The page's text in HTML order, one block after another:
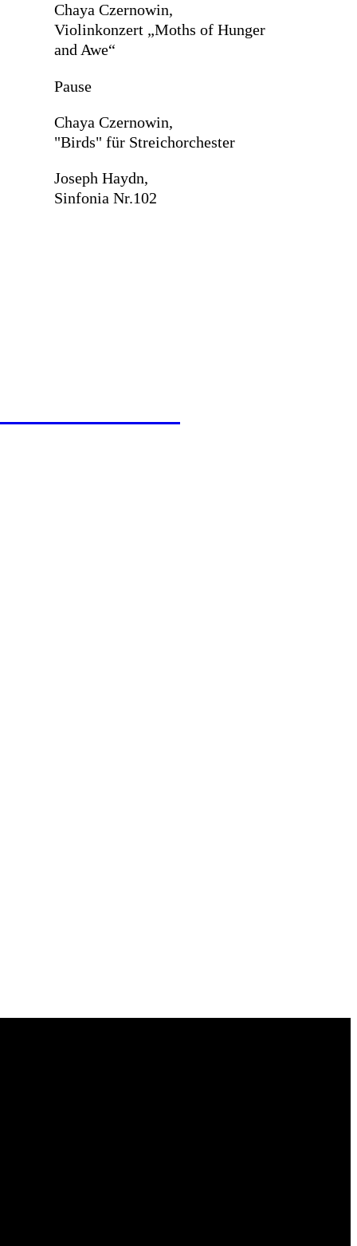
Chaya Czernowin,
Violinkonzert „Moths of Hunger
and Awe“
Pause
Chaya Czernowin,
"Birds" für Streichorchester
Joseph Haydn,
Sinfonia Nr.102